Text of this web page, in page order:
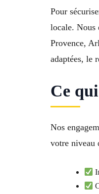
Pour
locale. Nous
Provence,
adaptées, le
Ce
Nos
votre niveau